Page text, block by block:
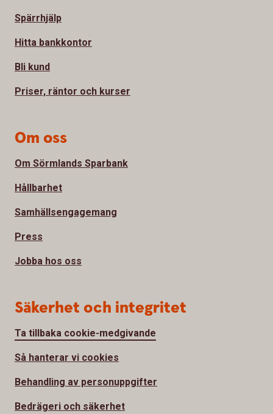
Spärrhjälp
Hitta bankkontor
Bli kund
Priser, räntor och kurser
Om oss
Om Sörmlands Sparbank
Hållbarhet
Samhällsengagemang
Press
Jobba hos oss
Säkerhet och integritet
Ta tillbaka cookie-medgivande
Så hanterar vi cookies
Behandling av personuppgifter
Bedrägeri och säkerhet